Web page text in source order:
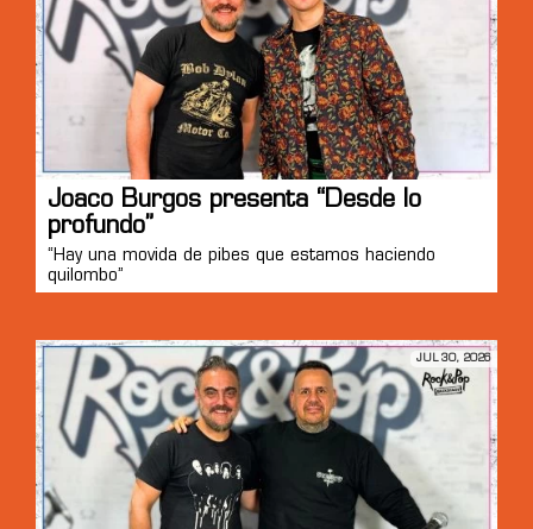
Joaco Burgos presenta “Desde lo
profundo”
“Hay una movida de pibes que estamos haciendo
quilombo”
JUL 30, 2026